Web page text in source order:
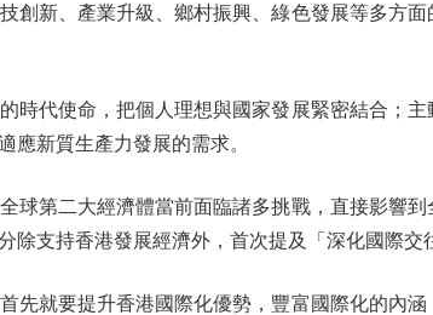
新、產業升級、鄉村振興、綠色發展等多方面
代使命，把個人理想與國家發展緊密結合；主
應新質生產力發展的需求。
第二大經濟體當前面臨諸多挑戰，直接影響到
支持香港發展經濟外，首次提及「深化國際交
就要提升香港國際化優勢，豐富國際化的內涵